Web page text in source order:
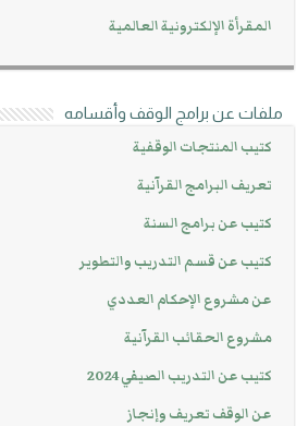
المقرأة الإلكترونية العالمية
ملفات عن برامج الوقف وأقسامه
كتيب المنتجات الوقفية
تعريف البرامج القرآنية
كتيب عن برامج السنة
كتيب عن قسم التدريب والتطوير
عن مشروع الإحكام العددي
مشروع الحقائب القرآنية
كتيب عن التدريب الصيفي 2024
عن الوقف تعريف وإنجاز